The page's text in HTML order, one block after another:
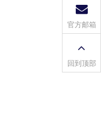
官方邮箱
回到顶部